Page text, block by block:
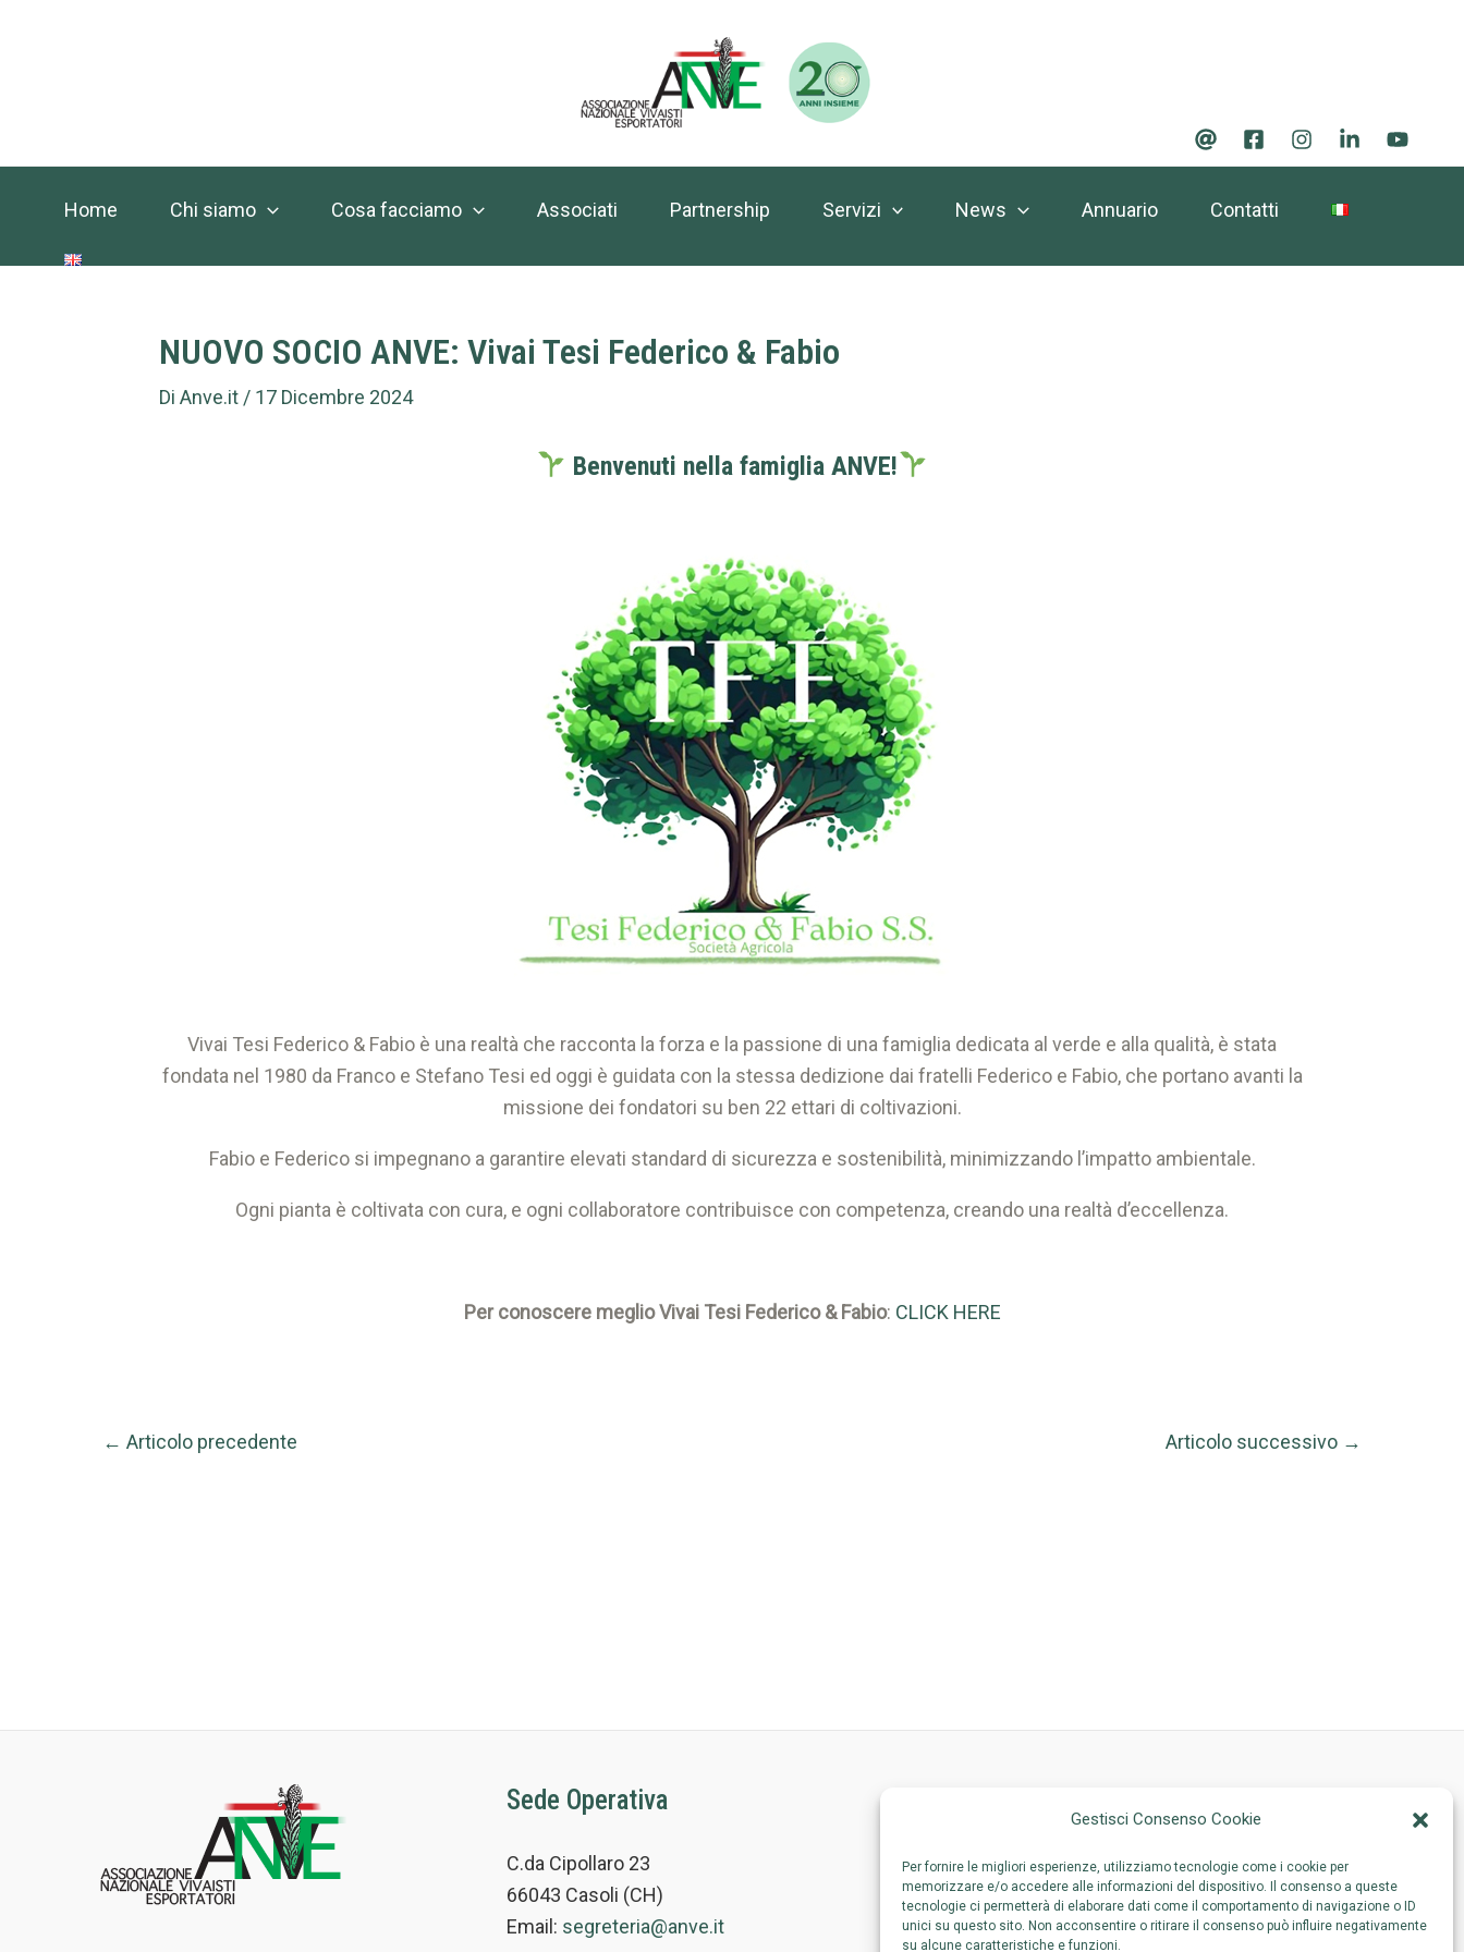
Gestisci Consenso Cookie
Per fornire le migliori esperienze, utilizziamo tecnologie come i cookie per
memorizzare e/o accedere alle informazioni del dispositivo. Il consenso a queste
tecnologie ci permetterà di elaborare dati come il comportamento di navigazione o ID
unici su questo sito. Non acconsentire o ritirare il consenso può influire negativamente
su alcune caratteristiche e funzioni.
Home Chi siamo Cosa facciamo Associati Partnership Servizi News Annuario Contatti
NUOVO SOCIO ANVE: Vivai Tesi Federico & Fabio
Di Anve.it / 17 Dicembre 2024
Benvenuti nella famiglia ANVE!
Vivai Tesi Federico & Fabio è una realtà che racconta la forza e la passione di una famiglia dedicata al verde e alla qualità, è stata
fondata nel 1980 da Franco e Stefano Tesi ed oggi è guidata con la stessa dedizione dai fratelli Federico e Fabio, che portano avanti la
missione dei fondatori su ben 22 ettari di coltivazioni.
Fabio e Federico si impegnano a garantire elevati standard di sicurezza e sostenibilità, minimizzando l’impatto ambientale.
Ogni pianta è coltivata con cura, e ogni collaboratore contribuisce con competenza, creando una realtà d’eccellenza.
Per conoscere meglio Vivai Tesi Federico & Fabio: CLICK HERE
← Articolo precedente Articolo successivo →
Sede Operativa
C.da Cipollaro 23
66043 Casoli (CH)
Email: segreteria@anve.it
Via Adelaide Ristori 38
00197 Roma